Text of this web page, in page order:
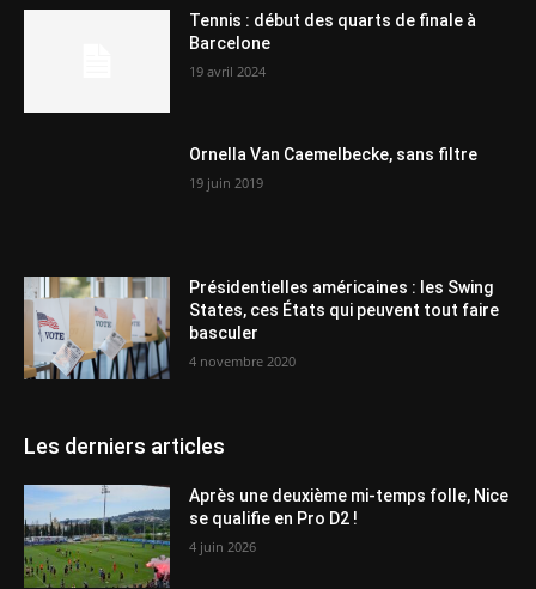
Tennis : début des quarts de finale à
Barcelone
19 avril 2024
Ornella Van Caemelbecke, sans filtre
19 juin 2019
Présidentielles américaines : les Swing
States, ces États qui peuvent tout faire
basculer
4 novembre 2020
Les derniers articles
Après une deuxième mi-temps folle, Nice
se qualifie en Pro D2 !
4 juin 2026